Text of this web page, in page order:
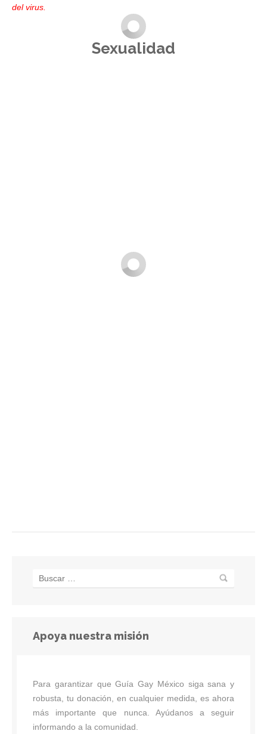
del virus.
Sexualidad
Apoya nuestra misión
Para garantizar que Guía Gay México siga sana y
robusta, tu donación, en cualquier medida, es ahora
más importante que nunca. Ayúdanos a seguir
informando a la comunidad.